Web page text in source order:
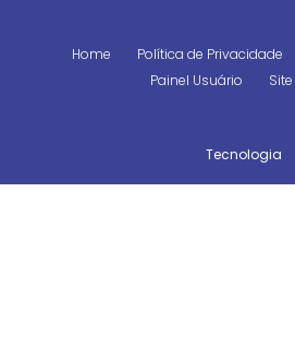
Home Política de Privacidade
Painel Usuário
Tecnologia